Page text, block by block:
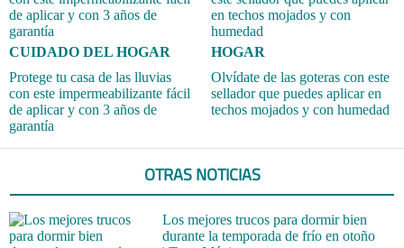
CUIDADO DEL HOGAR
Protege tu casa de las lluvias
con este impermeabilizante fácil
de aplicar y con 3 años de
garantía
HOGAR
Olvídate de las goteras con este
sellador que puedes aplicar en
techos mojados y con humedad
OTRAS NOTICIAS
Los mejores trucos para dormir bien
durante la temporada de frío en otoño